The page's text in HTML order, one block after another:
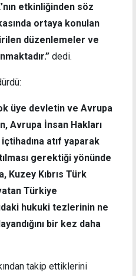
etkinliğinden söz
ortaya konulan
düzenlemeler ve
dedi.
üye devletin ve Avrupa
Avrupa İnsan Hakları
atıf yaparak
gerektiği yönünde
Kuzey Kıbrıs Türk
Türkiye
hukuki tezlerinin ne
bir kez daha
takip ettiklerini